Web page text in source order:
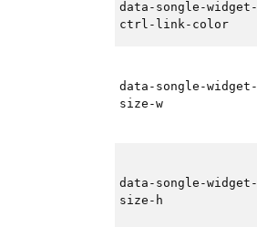
data-songle-widget-
ctrl-link-color
data-songle-widget-
size-w
data-songle-widget-
size-h